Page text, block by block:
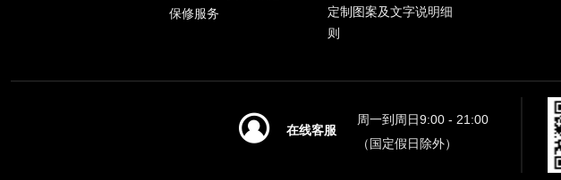
保修服务
定制图案及文字说明细
则
在线客服
周一到周日9:00 - 21:00
（国定假日除外）